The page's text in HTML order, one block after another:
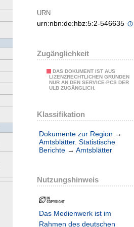
URN
urn:nbn:de:hbz:5:2-546635
Zugänglichkeit
DAS DOKUMENT IST AUS
LIZENZRECHTLICHEN GRÜNDEN
NUR AN DEN SERVICE-PCS DER
ULB ZUGÄNGLICH.
Klassifikation
Dokumente zur Region →
Amtsblätter. Statistische
Berichte → Amtsblätter
Nutzungshinweis
Das Medienwerk ist im
Rahmen des deutschen